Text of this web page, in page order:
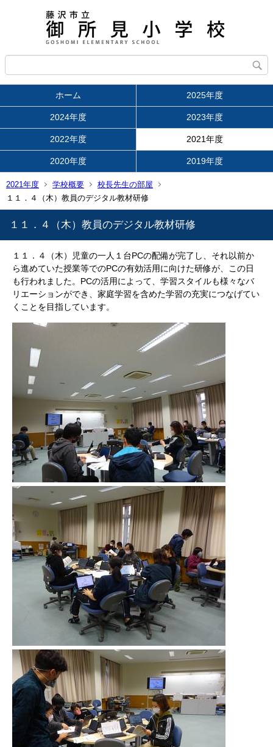
ホーム 2025年度
2024年度 2023年度
2022年度 2021年度
2020年度 2019年度
2021年度 学校概要
校長先生の部屋
１１．４（木）教員のデジタル教材研修
１１．４（木）教員のデジタル教材研修
１１．４（木）児童の一人１台PCの配備が完了し、それ以前か
ら進めていた授業等でのPCの有効活用に向けた研修が、この日
も行われました。PCの活用によって、学習スタイルも様々なバ
リエーションができ、家庭学習を含めた学習の充実につなげてい
くことを目指しています。